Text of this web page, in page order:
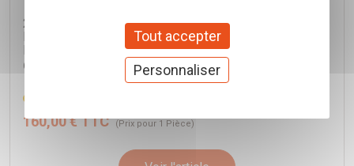
2x AMORTISSEUR ARRIERE OME NITRO+ HD POUR
NISSAN NAVARA D23 NP300 UNIQUEMENT POUR
DOUBLE CABINE
Old Man Emu
160,00 € TTC (Prix pour 1 Pièce)
Tout accepter
Personnaliser